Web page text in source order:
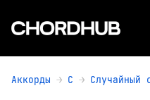
Аккорды С Случайный